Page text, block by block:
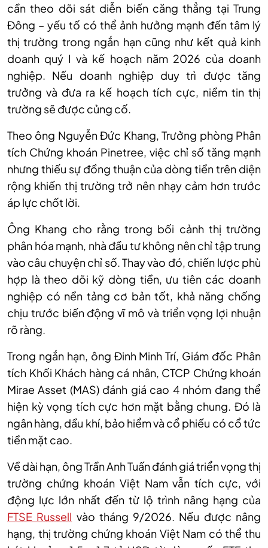
cần theo dõi sát diễn biến căng thẳng tại Trung
Đông – yếu tố có thể ảnh hưởng mạnh đến tâm lý
thị trường trong ngắn hạn cũng như kết quả kinh
doanh quý I và kế hoạch năm 2026 của doanh
nghiệp. Nếu doanh nghiệp duy trì được tăng
trưởng và đưa ra kế hoạch tích cực, niềm tin thị
trường sẽ được củng cố.
Theo ông Nguyễn Đức Khang, Trưởng phòng Phân
tích Chứng khoán Pinetree, việc chỉ số tăng mạnh
nhưng thiếu sự đồng thuận của dòng tiền trên diện
rộng khiến thị trường trở nên nhạy cảm hơn trước
áp lực chốt lời.
Ông Khang cho rằng trong bối cảnh thị trường
phân hóa mạnh, nhà đầu tư không nên chỉ tập trung
vào câu chuyện chỉ số. Thay vào đó, chiến lược phù
hợp là theo dõi kỹ dòng tiền, ưu tiên các doanh
nghiệp có nền tảng cơ bản tốt, khả năng chống
chịu trước biến động vĩ mô và triển vọng lợi nhuận
rõ ràng.
Trong ngắn hạn, ông Đinh Minh Trí, Giám đốc Phân
tích Khối Khách hàng cá nhân, CTCP Chứng khoán
Mirae Asset (MAS) đánh giá cao 4 nhóm đang thể
hiện kỳ vọng tích cực hơn mặt bằng chung. Đó là
ngân hàng, dầu khí, bảo hiểm và cổ phiếu có cổ tức
tiền mặt cao.
Về dài hạn, ông Trần Anh Tuấn đánh giá triển vọng thị
trường chứng khoán Việt Nam vẫn tích cực, với
động lực lớn nhất đến từ lộ trình nâng hạng của
FTSE Russell vào tháng 9/2026. Nếu được nâng
hạng, thị trường chứng khoán Việt Nam có thể thu